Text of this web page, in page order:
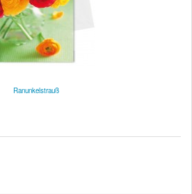
Ranunkelstrauß